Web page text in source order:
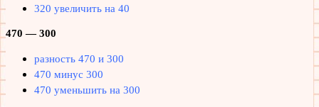
320 увеличить на 40
470 — 300
разность 470 и 300
470 минус 300
470 уменьшить на 300